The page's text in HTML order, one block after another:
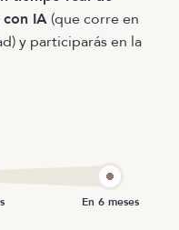
IA (que corre en
y participarás en la